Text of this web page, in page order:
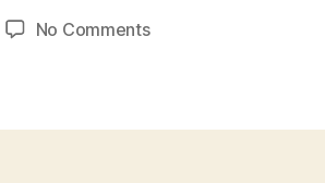
No Commentson
Paris